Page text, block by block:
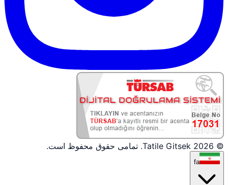
© 2026 Tatile Gitsek. تمامی حقوق محفوظ است.
fa